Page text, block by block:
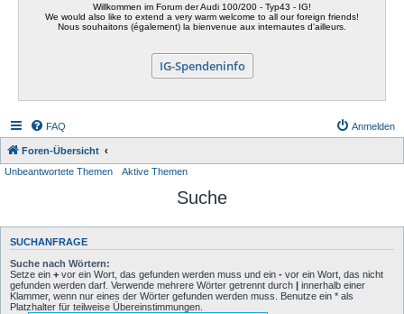
Willkommen im Forum der Audi 100/200 - Typ43 - IG!
We would also like to extend a very warm welcome to all our foreign friends!
Nous souhaitons (également) la bienvenue aux internautes d'ailleurs.
IG-Spendeninfo
FAQ Anmelden
Foren-Übersicht
Unbeantwortete Themen
Aktive Themen
Suche
SUCHANFRAGE
Suche nach Wörtern:
Setze ein + vor ein Wort, das gefunden werden muss und ein - vor ein Wort, das nicht
gefunden werden darf. Verwende mehrere Wörter getrennt durch
innerhalb einer
Klammer, wenn nur eines der Wörter gefunden werden muss. Benutze ein * als
Platzhalter für teilweise Übereinstimmungen.